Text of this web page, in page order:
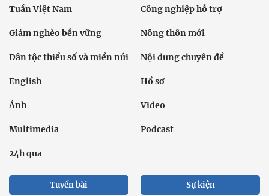
Tuần Việt Nam Công nghiệp hỗ trợ
Giảm nghèo bền vững Nông thôn mới
Dân tộc thiểu số và miền núi Nội dung chuyên đề
English Hồ sơ
Ảnh Video
Multimedia Podcast
24h qua
Tuyến bài Sự kiện